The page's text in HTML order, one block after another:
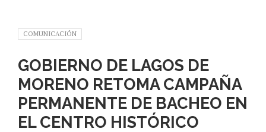
COMUNICACIÓN
GOBIERNO DE LAGOS DE
MORENO RETOMA CAMPAÑA
PERMANENTE DE BACHEO EN
EL CENTRO HISTÓRICO